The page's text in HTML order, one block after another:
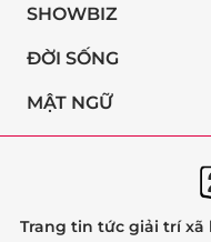
SHOWBIZ
ĐỜI SỐNG
MẬT NGỮ
Trang tin tức giải trí